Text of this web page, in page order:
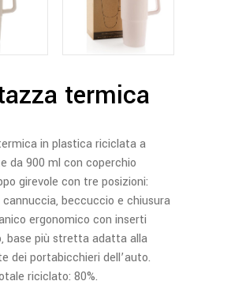
termica
in plastica riciclata a
da 900 ml con coperchio
girevole con tre posizioni:
beccuccio e chiusura
ergonomico con inserti
base più stretta adatta alla
dei portabicchieri dell’auto.
riciclato: 80%.